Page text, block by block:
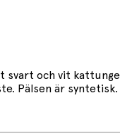
svart och vit
Pälsen är